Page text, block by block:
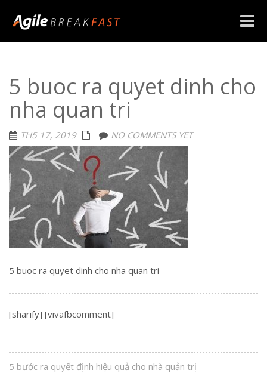
Toggle
5 buoc ra quyet dinh cho
nha quan tri
TH5 17, 2019 NO COMMENTS YET
5 buoc ra quyet dinh cho nha quan tri
[sharify] [vivafbcomment]
5 bước ra quyết định hiệu quả cho nhà quản trị